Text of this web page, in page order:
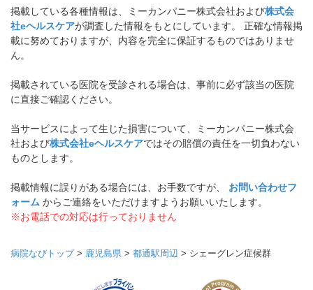
掲載している各種情報は、ミーカンパニー株式会社および株式会
社eヘルスケアが調査した情報をもとにしています。 正確な情報掲
載に努めておりますが、内容を完全に保証するものではありませ
ん。
掲載されている医院を受診される場合は、事前に必ず該当の医院
に直接ご確認ください。
当サービスによって生じた損害について、ミーカンパニー株式会
社および株式会社eヘルスケアではその賠償の責任を一切負わない
ものとします。
掲載情報に誤りがある場合には、お手数ですが、 お問い合わせフ
ォーム からご連絡をいただけますようお願いいたします。
※お電話での対応は行っておりません
病院なびトップ> 鹿児島県 > 都通駅周辺 > シェーグレン症候群